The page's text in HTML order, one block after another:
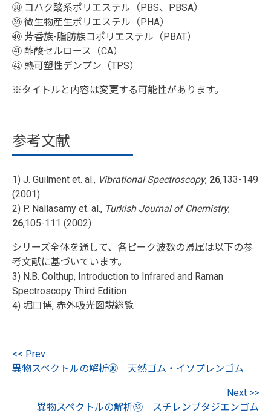
㊳ コハク酸系ポリエステル（PBS、PBSA）
㊴ 微生物産生ポリエステル（PHA）
㊵ 芳香族-脂肪族コポリエステル（PBAT）
㊶ 酢酸セルロース（CA）
㊷ 熱可塑性デンプン（TPS）
※タイトルと内容は変更する可能性があります。
参考文献
1) J. Guilment et. al., Vibrational Spectroscopy, 26,133-149
(2001)
2) P. Nallasamy et. al., Turkish Journal of Chemistry,
26,105-111 (2002)
シリーズ全体を通して、各ピーク波数の帰属は以下の参
考文献に基づいています。
3) N.B. Colthup, Introduction to Infrared and Raman
Spectroscopy Third Edition
4) 堀口博, 赤外吸光図説総覧
<< Prev
異物スペクトルの解析㉚ 天然ゴム・イソプレンゴム
Next >>
異物スペクトルの解析㉜ スチレンブタジエンゴム